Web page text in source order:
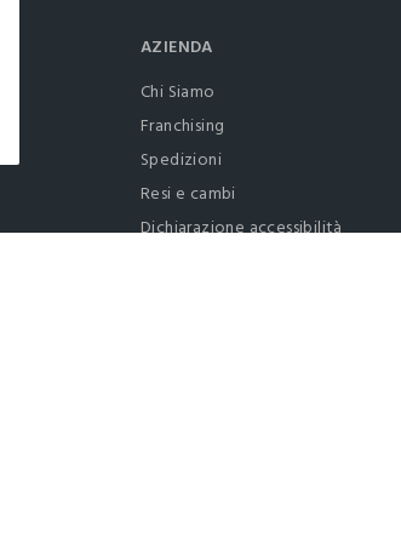
AZIENDA
Chi Siamo
Franchising
Spedizioni
Resi e cambi
Dichiarazione accessibilità